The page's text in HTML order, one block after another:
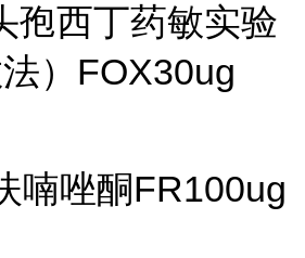
孢西丁药敏实验
）FOX30ug
喃唑酮FR100ug